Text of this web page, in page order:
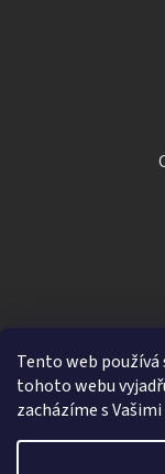
Tento web
tohoto webu
zacházíme s